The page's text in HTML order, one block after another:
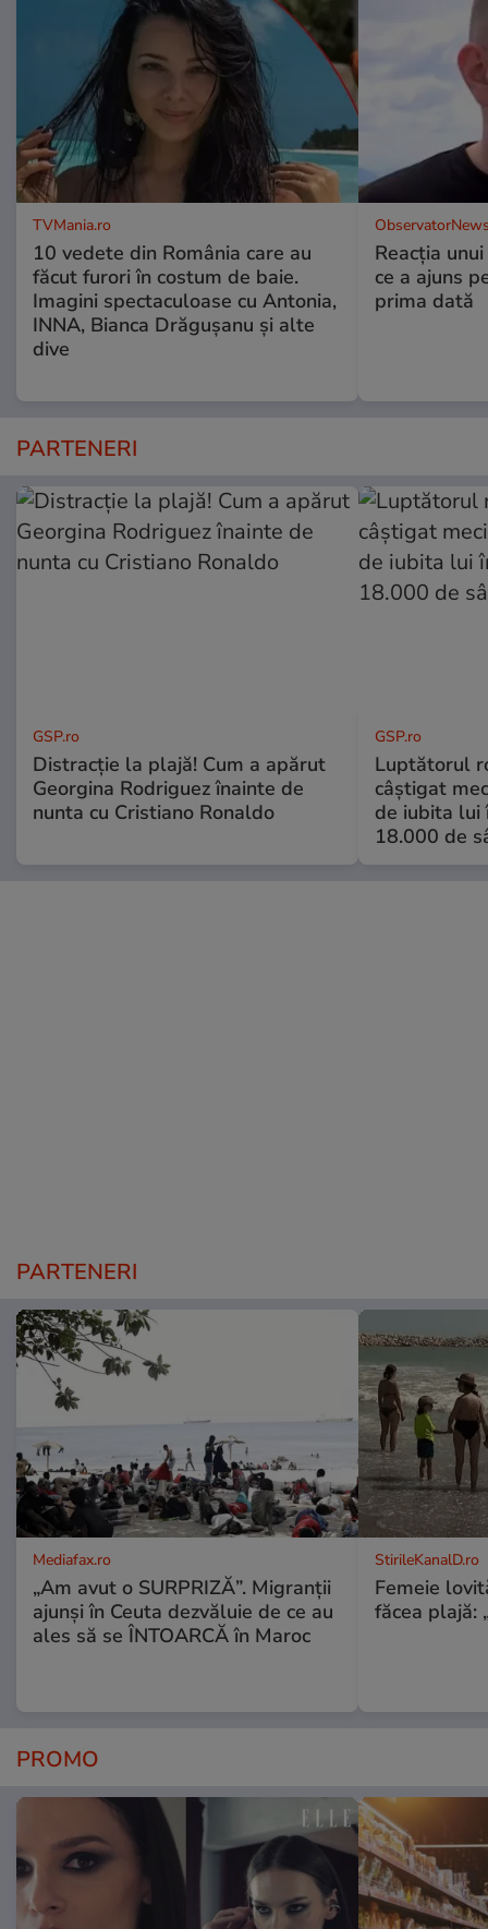
TVMania.ro
10 vedete din România care au
făcut furori în costum de baie.
Imagini spectaculoase cu Antonia,
INNA, Bianca Drăgușanu și alte
dive
Reacția
ce a ajuns
prima dată
PARTENERI
GSP.ro
Distracție la plajă! Cum a apărut
Georgina Rodriguez înainte de
nunta cu Cristiano Ronaldo
GSP.ro
Luptătorul
câștigat
de iubita lui
18.000 de
PARTENERI
Mediafax.ro
„Am avut o SURPRIZĂ”. Migranții
ajunși în Ceuta dezvăluie de ce au
ales să se ÎNTOARCĂ în Maroc
StirileKanalD.ro
Femeie
făcea plajă:
PROMO